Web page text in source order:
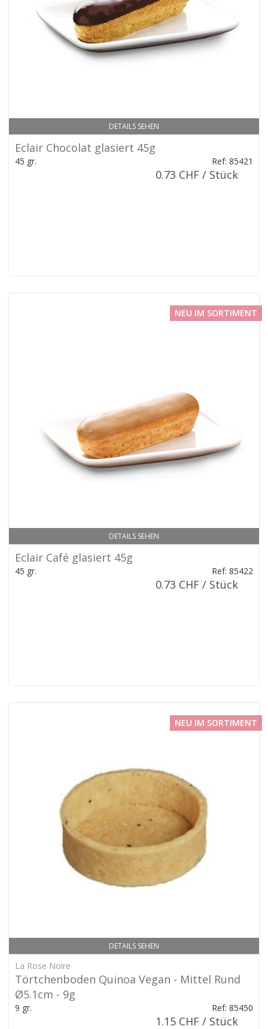
DETAILS SEHEN
Eclair Chocolat glasiert 45g
45 gr. Ref: 85421
0.73 CHF / Stück
DETAILS SEHEN
NEU IM SORTIMENT
Eclair Café glasiert 45g
45 gr. Ref: 85422
0.73 CHF / Stück
DETAILS SEHEN
NEU IM SORTIMENT
La Rose Noire
Törtchenboden Quinoa Vegan - Mittel Rund
Ø5.1cm - 9g
9 gr. Ref: 85450
1.15 CHF / Stück